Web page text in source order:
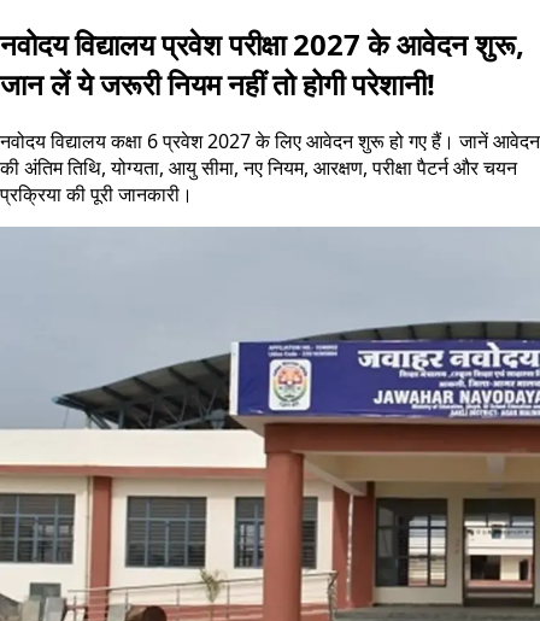
नवोदय विद्यालय प्रवेश परीक्षा 2027 के आवेदन शुरू,
जान लें ये जरूरी नियम नहीं तो होगी परेशानी!
नवोदय विद्यालय कक्षा 6 प्रवेश 2027 के लिए आवेदन शुरू हो गए हैं। जानें आवेदन
की अंतिम तिथि, योग्यता, आयु सीमा, नए नियम, आरक्षण, परीक्षा पैटर्न और चयन
प्रक्रिया की पूरी जानकारी।